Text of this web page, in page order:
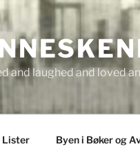
and laughed and loved
Lister Byen i Bøker og